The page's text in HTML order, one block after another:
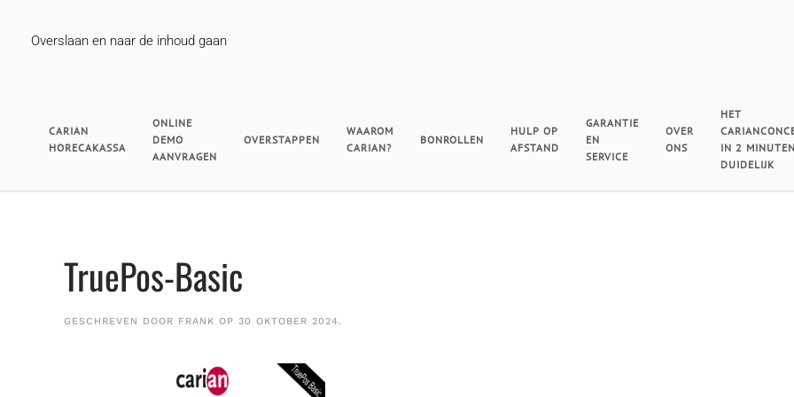
Overslaan en naar de inhoud gaan
CARIAN
HORECAKASSA
ONLINE
DEMO
AANVRAGEN
OVERSTAPPEN
WAAROM
CARIAN?
BONROLLEN
HULP OP
AFSTAND
GARANTIE
EN
SERVICE
OVER
ONS
HET
IN 2 MINUTEN
DUIDELIJK
TruePos-Basic
GESCHREVEN DOOR FRANK OP 30 OKTOBER 2024.